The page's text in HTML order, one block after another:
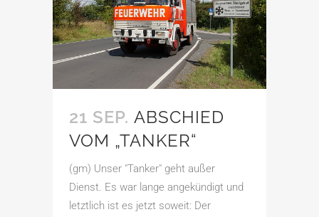
21 SEP. ABSCHIED
VOM „TANKER“
(gm) Unser "Tanker" geht außer
Dienst. Es war lange angekündigt und
letztlich ist es jetzt soweit: Der